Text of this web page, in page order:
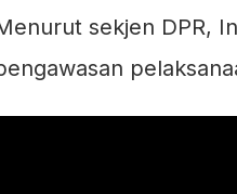
sekjen DPR,